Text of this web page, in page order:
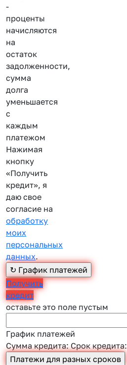
-
проценты
начисляются
на
остаток
задолженности,
сумма
долга
уменьшается
с
каждым
платежом
Нажимая
кнопку
«Получить
кредит», я
даю свое
согласие на
обработку
моих
персональных
данных.
Получить
кредит
оставьте это поле пустым
График платежей
Сумма кредита:Срок кредита: